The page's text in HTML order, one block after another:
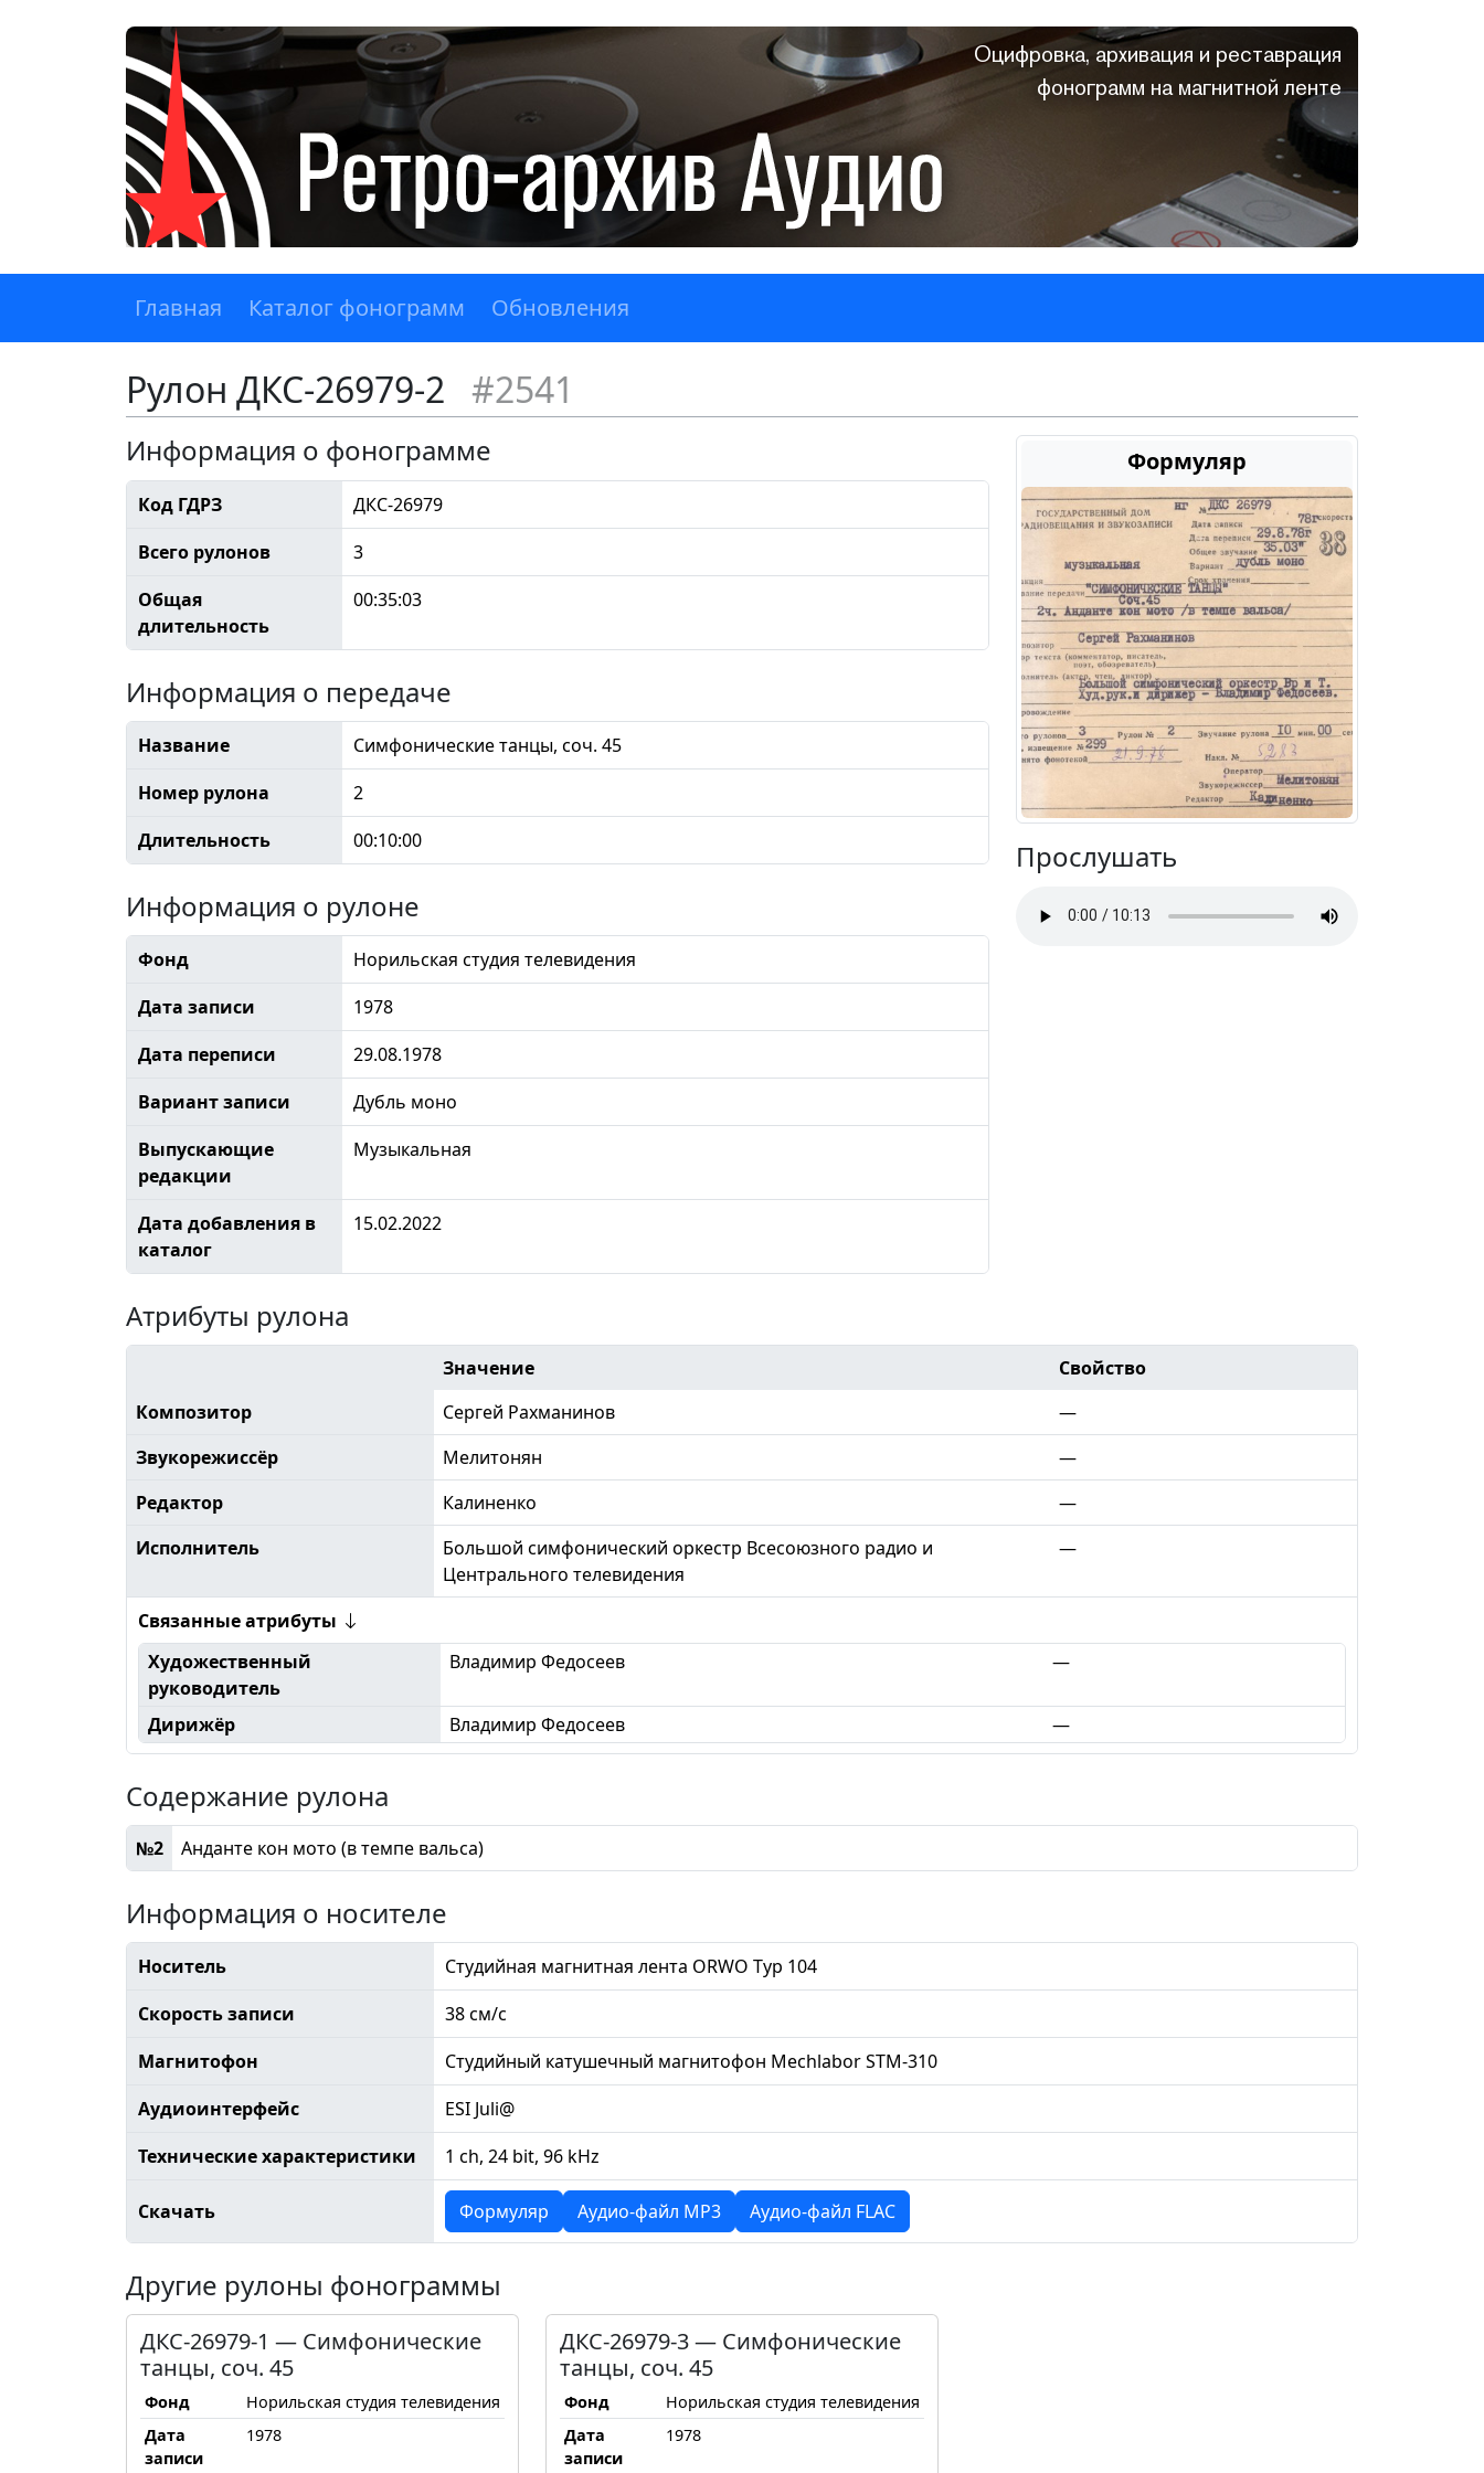
Оцифровка, архивация и реставрация
фонограмм на магнитной ленте
Главная Каталог фонограмм Обновления
Рулон ДКС-26979-2 #2541
Формуляр
Прослушать
Информация о фонограмме
Код ГДРЗ
ДКС-26979
Всего рулонов
3
Общая
длительность
00:35:03
Информация о передаче
Название
Симфонические танцы, соч. 45
Номер рулона
2
Длительность
00:10:00
Информация о рулоне
Фонд
Норильская студия телевидения
Дата записи
1978
Дата переписи
29.08.1978
Вариант записи
Дубль моно
Выпускающие
редакции
Музыкальная
Дата добавления в
каталог
15.02.2022
Атрибуты рулона
Значение
Свойство
Композитор
Сергей Рахманинов
—
Звукорежиссёр
Мелитонян
—
Редактор
Калиненко
—
Исполнитель
Большой симфонический оркестр Всесоюзного радио и
Центрального телевидения
—
Связанные атрибуты
Художественный
руководитель
Владимир Федосеев —
Дирижёр Владимир Федосеев —
Содержание рулона
№2 Анданте кон мото (в темпе вальса)
Информация о носителе
Носитель
Студийная магнитная лента ORWO Typ 104
Скорость записи
38 см/с
Магнитофон
Студийный катушечный магнитофон Mechlabor STM-310
Аудиоинтерфейс
ESI Juli@
Технические характеристики
1 ch, 24 bit, 96 kHz
Скачать Формуляр Аудио-файл MP3 Аудио-файл FLAC
Другие рулоны фонограммы
ДКС-26979-1 — Симфонические
танцы, соч. 45
Фонд
Норильская студия телевидения
Дата
записи
1978
ДКС-26979-3 — Симфонические
танцы, соч. 45
Фонд
Норильская студия телевидения
Дата
записи
1978